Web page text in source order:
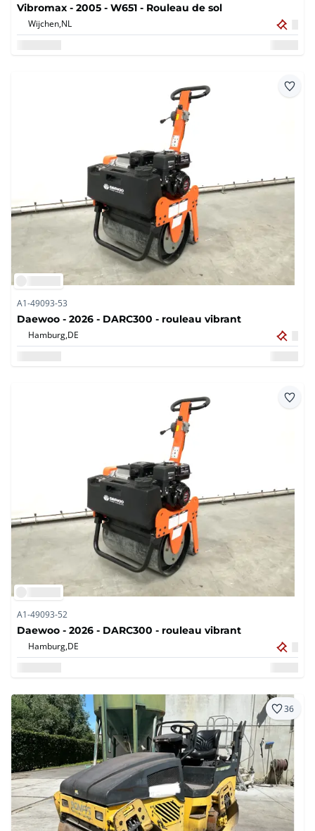
Vibromax - 2005 - W651 - Rouleau de sol
Wijchen,NL
A1-49093-53
Daewoo - 2026 - DARC300 - rouleau vibrant
Hamburg,DE
A1-49093-52
Daewoo - 2026 - DARC300 - rouleau vibrant
Hamburg,DE
36